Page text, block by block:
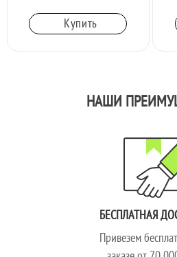
Купить
НАШИ
БЕСПЛАТНАЯ
Привезем